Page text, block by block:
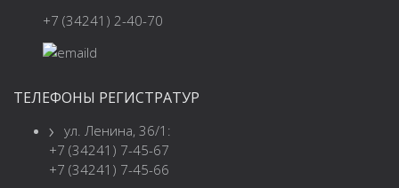
+7 (34241) 2-40-70
ТЕЛЕФОНЫ РЕГИСТРАТУР
ул. Ленина, 36/1:
+7 (34241) 7-45-67
+7 (34241) 7-45-66